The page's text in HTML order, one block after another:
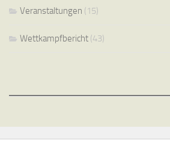
Veranstaltungen (15)
Wettkampfbericht (43)